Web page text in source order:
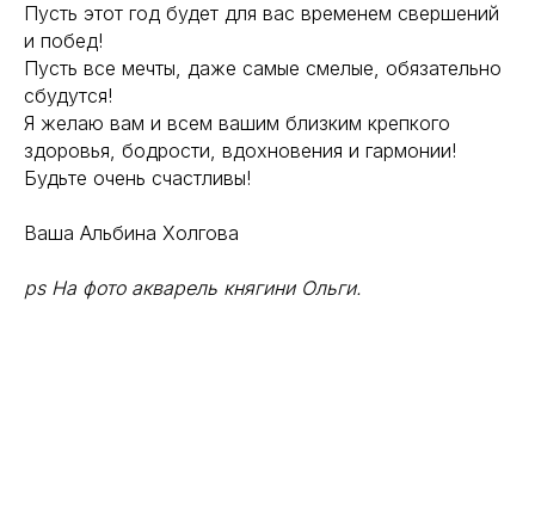
Пусть этот год будет для вас временем свершений
и побед!
Пусть все мечты, даже самые смелые, обязательно
сбудутся!
Я желаю вам и всем вашим близким крепкого
здоровья, бодрости, вдохновения и гармонии!
Будьте очень счастливы!
Ваша Альбина Холгова
ps На фото акварель княгини Ольги.